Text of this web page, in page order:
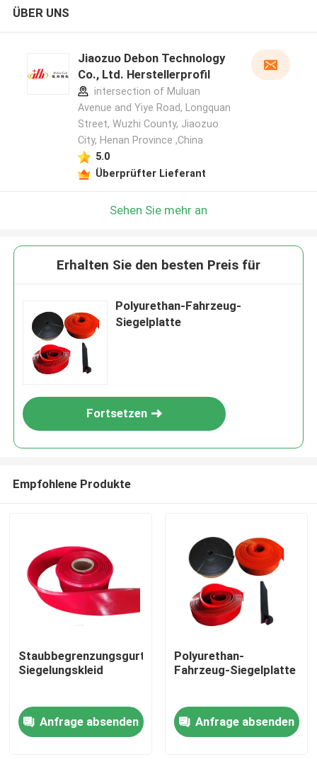
Startseite
ÜBER UNS
Jiaozuo Debon Technology
Co., Ltd. Herstellerprofil
intersection of Muluan
Avenue and Yiye Road, Longquan
Street, Wuzhi County, Jiaozuo
City, Henan Province ,China
5.0
Überprüfter Lieferant
Sehen Sie mehr an
Erhalten Sie den besten Preis für
Polyurethan-Fahrzeug-
Siegelplatte
Fortsetzen
Empfohlene Produkte
Staubbegrenzungsgurt-
Siegelungskleid
Anfrage absenden
Polyurethan-
Fahrzeug-Siegelplatte
Anfrage absenden